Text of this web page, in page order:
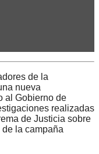
de la
nueva
al Gobierno de
realizadas
de Justicia sobre
la campaña